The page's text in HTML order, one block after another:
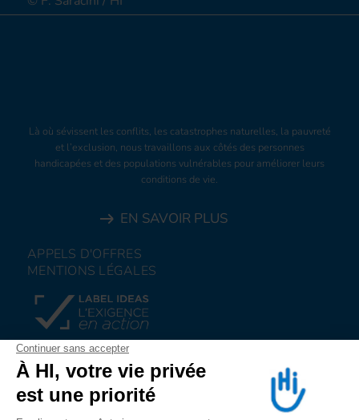
Là où sévissent les conflits, les catastrophes naturelles, la pauvreté
et l’exclusion, nous travaillons aux côtés des personnes
handicapées et des populations vulnérables pour améliorer leurs
conditions de vie.
EN SAVOIR PLUS
APPELS D'OFFRES
MENTIONS LÉGALES
FAIRE UN DON
NOUS REJOINDRE
NOUS ALERTER